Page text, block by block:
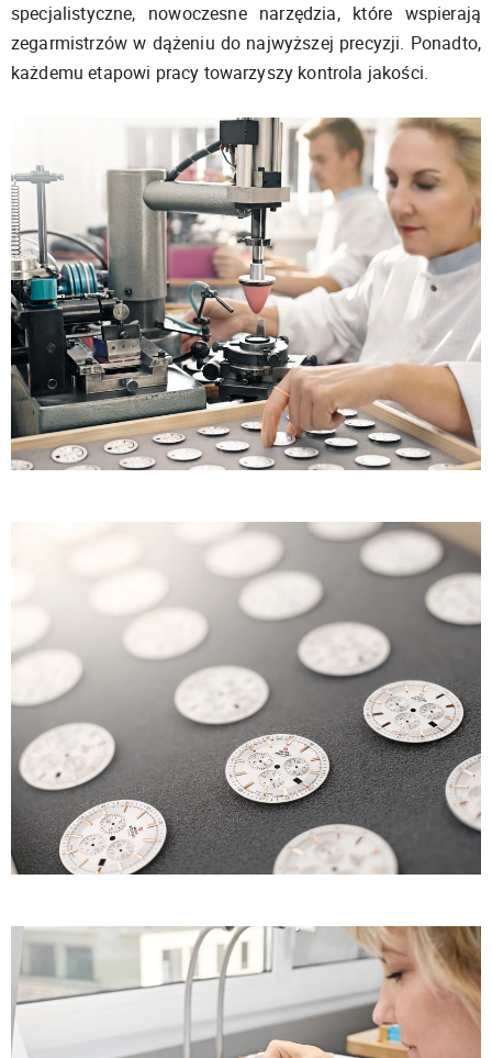
specjalistyczne, nowoczesne narzędzia, które wspierają
zegarmistrzów w dążeniu do najwyższej precyzji. Ponadto,
każdemu etapowi pracy towarzyszy kontrola jakości.